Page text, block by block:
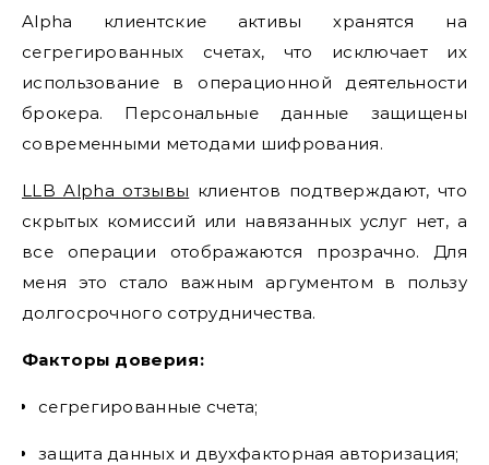
Alpha клиентские активы хранятся на
сегрегированных счетах, что исключает их
использование в операционной деятельности
брокера. Персональные данные защищены
современными методами шифрования.
LLB Alpha отзывы клиентов подтверждают, что
скрытых комиссий или навязанных услуг нет, а
все операции отображаются прозрачно. Для
меня это стало важным аргументом в пользу
долгосрочного сотрудничества.
Факторы доверия:
сегрегированные счета;
защита данных и двухфакторная авторизация;